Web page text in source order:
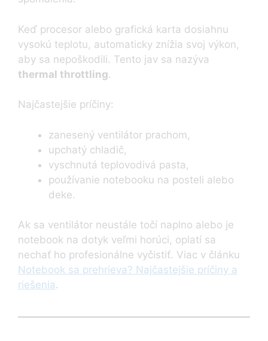
Keď procesor alebo grafická karta dosiahnu
vysokú teplotu, automaticky znížia svoj výkon,
aby sa nepoškodili. Tento jav sa nazýva
thermal throttling.
Najčastejšie príčiny:
zanesený ventilátor prachom,
upchatý chladič,
vyschnutá teplovodivá pasta,
používanie notebooku na posteli alebo
deke.
Ak sa ventilátor neustále točí naplno alebo je
notebook na dotyk veľmi horúci, oplatí sa
nechať ho profesionálne vyčistiť. Viac v článku
Notebook sa prehrieva? Najčastejšie príčiny a
riešenia .